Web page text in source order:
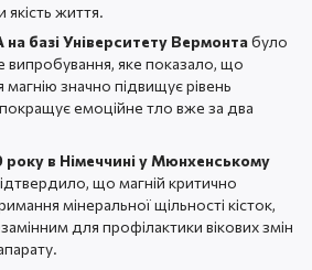
якість життя.
базі Університету Вермонтабуло
випробування, яке показало, що
значно підвищує рівень
покращує емоційне тло вже за два
року в Німеччині у Мюнхенському
що магній критично
мінеральної щільності кісток,
для профілактики вікових змін